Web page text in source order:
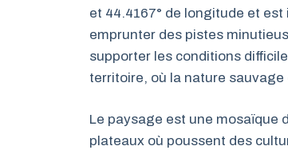
et 44.4167° de longitude et
emprunter des pistes
supporter les conditions
territoire, où la nature
Le paysage est une mosaïque
plateaux où poussent des